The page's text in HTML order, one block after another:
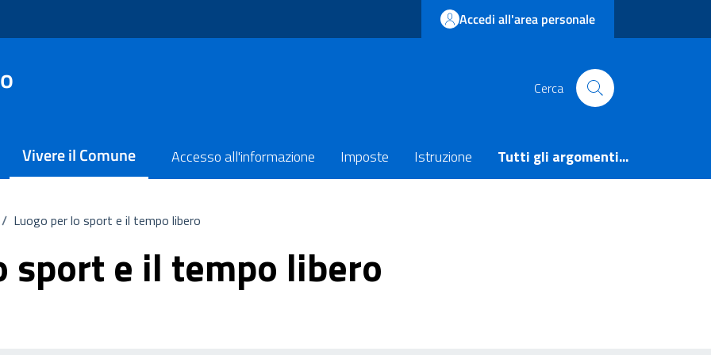
Accedi all'area personale
Cerca
Vivere il Comune Accesso all'informazione Imposte Istruzione Tutti gli argomenti...
/ Luogo per lo sport e il tempo libero
sport e il tempo libero